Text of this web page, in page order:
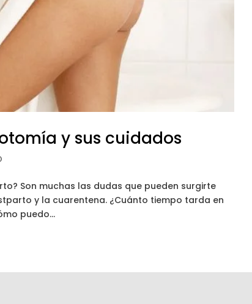
y sus cuidados
Son muchas las dudas que pueden surgirte
y la cuarentena. ¿Cuánto tiempo tarda en
puedo...